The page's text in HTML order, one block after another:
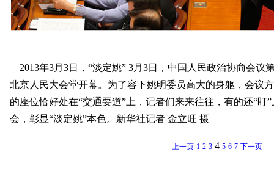
2013年3月3日，“淡定姚” 3月3日，中国人民政治协商会议
北京人民大会堂开幕。为了容下姚明委员高大的身躯，会议
的座位恰好处在“交通要道”上，记者们来来往往，有的还“盯
会，彰显“淡定姚”本色。新华社记者 金立旺 摄
上一页 1 2 3 4 5 6 7 下一页